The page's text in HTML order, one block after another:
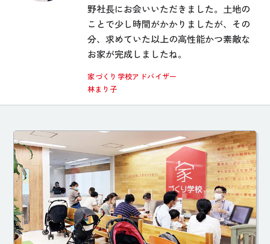
野社長にお会いいただきました。土地の
ことで少し時間がかかりましたが、その
分、求めていた以上の高性能かつ素敵な
お家が完成しましたね。
家づくり学校アドバイザー
林まり子